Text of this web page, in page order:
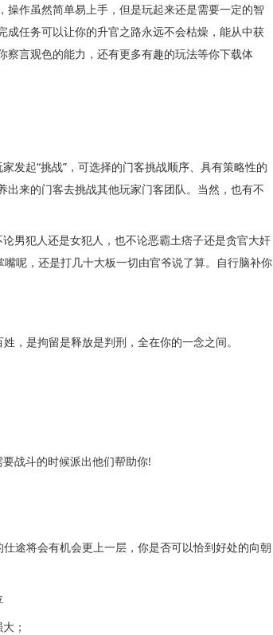
作虽然简单易上手，但是玩起来还是需要一定的智
任务可以让你的升官之路永远不会枯燥，能从中获
言观色的能力，还有更多有趣的玩法等你下载体
起“挑战”，可选择的门客挑战顺序、具有策略性的
来的门客去挑战其他玩家门客团队。当然，也有不
犯人还是女犯人，也不论恶霸土痞子还是贪官大奸
呢，还是打几十大板一切由官爷说了算。自行脑补你
是拘留是释放是判刑，全在你的一念之间。
战斗的时候派出他们帮助你!
将会有机会更上一层，你是否可以恰到好处的向朝
；